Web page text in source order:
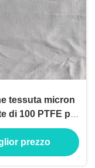
tessuta micron
di 100 PTFE per
dall'aria
prezzo